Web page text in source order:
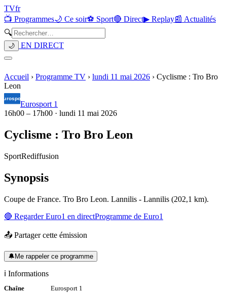
TVfr
📺 Programmes🌙 Ce soir⚽ Sport🔴 Direct▶ Replay📰 Actualités
🔍
🌙 EN DIRECT
Accueil › Programme TV › lundi 11 mai 2026 › Cyclisme : Tro Bro
Leon
Eurosport 1
16h00 – 17h00 · lundi 11 mai 2026
Cyclisme : Tro Bro Leon
SportRediffusion
Synopsis
Coupe de France. Tro Bro Leon. Lannilis - Lannilis (202,1 km).
🔴 RegarderEuro1 en directProgramme de Euro1
📤 Partager cette émission
🔔Me rappeler ce programme
ℹ️ Informations
Chaîne
Eurosport 1